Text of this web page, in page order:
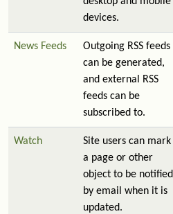
devices.
News Feeds
Outgoing RSS feeds
can be generated,
and external RSS
feeds can be
subscribed to.
Watch
Site users can mark
a page or other
object to be notified
by email when it is
updated.